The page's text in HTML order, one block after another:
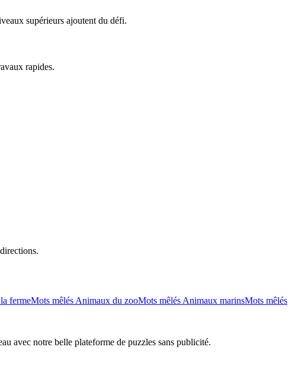
supérieurs ajoutent du défi.
rapides.
fermeMots mêlés Animaux du zooMots mêlés Animaux marinsMots mêlés
avec notre belle plateforme de puzzles sans publicité.